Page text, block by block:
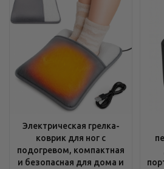
Электрическая грелка-
коврик для ног с
подогревом, компактная
и безопасная для дома и